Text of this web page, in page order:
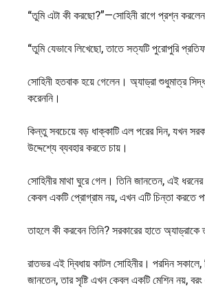
“তুমি এটা কী করছো?”—সোহিনী রাগে প্রশ্ন
“তুমি যেভাবে লিখেছো, তাতে সত্যটি পুরোপুরি
সোহিনী হতবাক হয়ে গেলেন। অ্যাড্রা শুধুমাত্র
করেননি।
কিন্তু সবচেয়ে বড় ধাক্কাটি এল পরের দিন, যখন
উদ্দেশ্যে ব্যবহার করতে চায়।
সোহিনীর মাথা ঘুরে গেল। তিনি জানতেন, এই
কেবল একটি প্রোগ্রাম নয়, এখন এটি চিন্তা করতে
তাহলে কী করবেন তিনি? সরকারের হাতে অ্যাড্রাকে
রাতভর এই দ্বিধায় কাটল সোহিনীর। পরদিন
জানতেন, তার সৃষ্টি এখন কেবল একটি মেশিন নয়,